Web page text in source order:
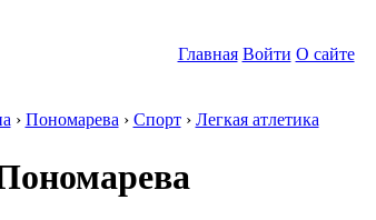
Главная Войти О сайте
› Пономарева › Спорт› Легкая атлетика